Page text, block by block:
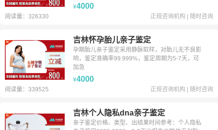
¥4000
阅读量：326330 正规咨询机构 随时咨询
吉林怀孕胎儿亲子鉴定
孕期胎儿亲子鉴定采用静脉取样，对胎儿无不良影
响，鉴定准确率99.999%，鉴定周期为5-7天，可
加急
¥4000
阅读量：339525 正规咨询机构 随时咨询
吉林个人隐私dna亲子鉴定
亲子鉴定价格、类型、出结果时间参考：个人隐私